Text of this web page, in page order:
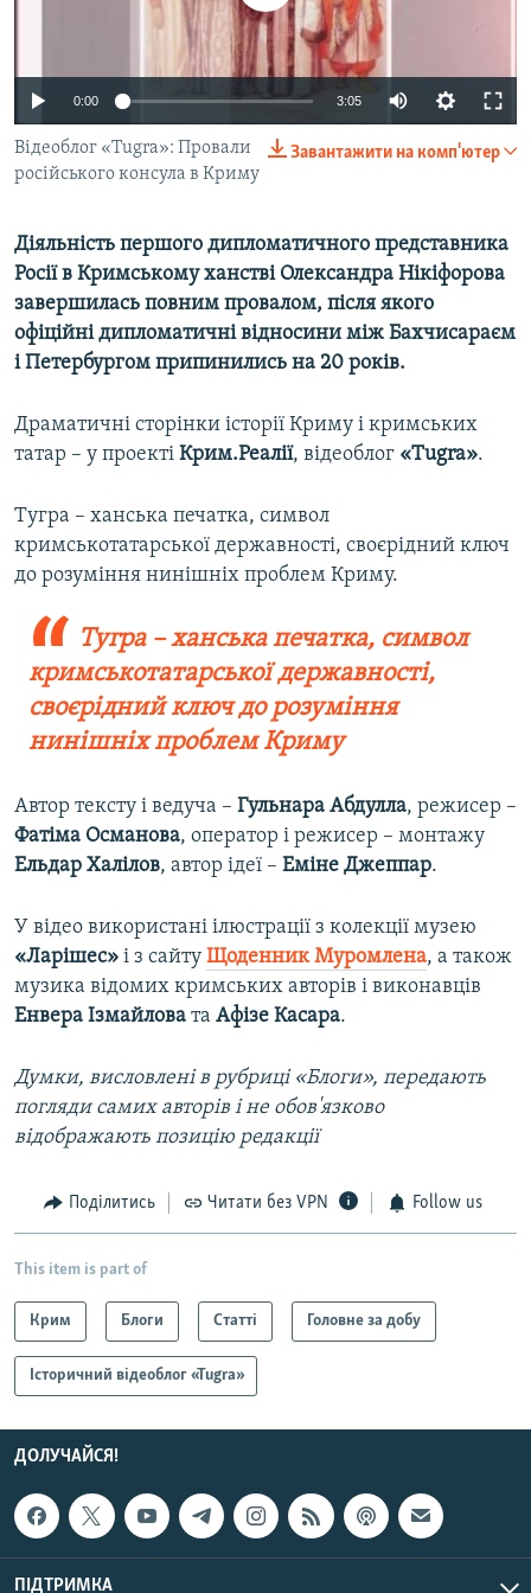
ВІДЕОУРОКИ «ELIFBE»
СВІДЧЕННЯ ОКУПАЦІЇ
УКРАЇНСЬКА ПРОБЛЕМА КРИМУ
ІНФОГРАФІКА
Qırımtatar
ДОЛУЧАЙСЯ!
Усі сайти RFE/RL
0:00 3:05
Завантажити на комп'ютер
Відеоблог «Tugra»: Провали
російського консула в Криму
Діяльність першого дипломатичного представника
Росії в Кримському ханстві Олександра Нікіфорова
завершилась повним провалом, після якого
офіційні дипломатичні відносини між Бахчисараєм
і Петербургом припинились на 20 років.
Драматичні сторінки історії Криму і кримських
татар – у проекті Крим.Реалії, відеоблог «Tugra».
Тугра – ханська печатка, символ
кримськотатарської державності, своєрідний ключ
до розуміння нинішніх проблем Криму.
Тугра – ханська печатка, символ
кримськотатарської державності,
своєрідний ключ до розуміння
нинішніх проблем Криму
Автор тексту і ведуча – Гульнара Абдулла, режисер –
Фатіма Османова, оператор і режисер – монтажу
Ельдар Халілов, автор ідеї – Еміне Джеппар.
У відео використані ілюстрації з колекції музею
«Ларішес» і з сайту Щоденник Муромлена, а також
музика відомих кримських авторів і виконавців
Енвера Ізмайлова та Афізе Касара.
Думки, висловлені в рубриці «Блоги», передають
погляди самих авторів і не обов'язково
відображають позицію редакції
Поділитись Читати без VPN Follow us
This item is part of
Крим Блоги Статті Головне за добу
Історичний відеоблог «Tugra»
ДОЛУЧАЙСЯ!
ПІДТРИМКА